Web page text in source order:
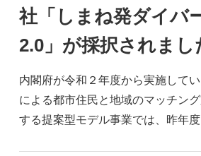
社「しまね発ダイバ
2.0」が採択されまし
内閣府が令和２年度から実施して
による都市住民と地域のマッチン
する提案型モデル事業では、昨年